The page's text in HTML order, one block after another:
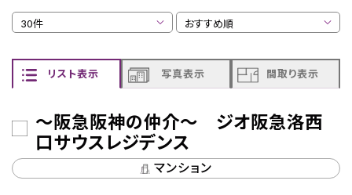
リスト表示 写真表示 間取り表示
～阪急阪神の仲介～ ジオ阪急洛西
口サウスレジデンス
マンション